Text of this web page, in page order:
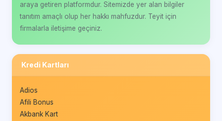
araya getiren platformdur. Sitemizde yer alan bilgiler
tanıtım amaçlı olup her hakkı mahfuzdur. Teyit için
firmalarla iletişime geçiniz.
Kredi Kartları
Adios
Afili Bonus
Akbank Kart